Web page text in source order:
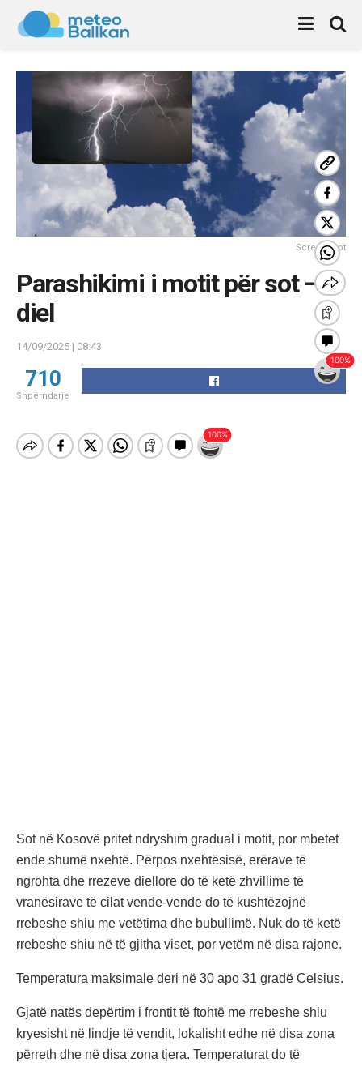
Screenshot
Parashikimi i motit për sot – e
diel
14/09/2025 | 08:43
710
Shpërndarje
Sot në Kosovë pritet ndryshim gradual i motit, por mbetet
ende shumë nxehtë. Përpos nxehtësisë, erërave të
ngrohta dhe rrezeve diellore do të ketë zhvillime të
vranësirave të cilat vende-vende do të kushtëzojnë
rrebeshe shiu me vetëtima dhe bubullimë. Nuk do të ketë
rrebeshe shiu në të gjitha viset, por vetëm në disa rajone.
Temperatura maksimale deri në 30 apo 31 gradë Celsius.
Gjatë natës depërtim i frontit të ftohtë me rrebeshe shiu
kryesisht në lindje të vendit, lokalisht edhe në disa zona
përreth dhe në disa zona tjera. Temperaturat do të